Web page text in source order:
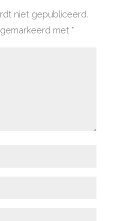
niet gepubliceerd.
met *